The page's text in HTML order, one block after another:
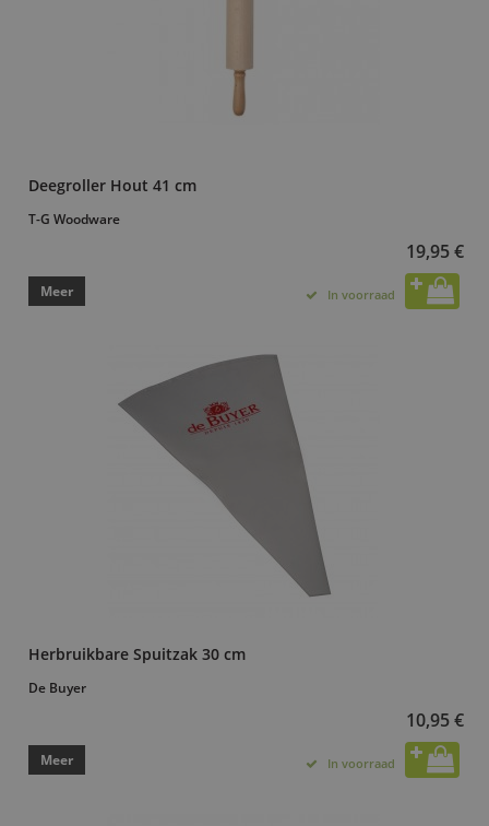
Deegroller Hout 41 cm
T-G Woodware
19,95 €
Meer In voorraad
Herbruikbare Spuitzak 30 cm
De Buyer
10,95 €
Meer In voorraad